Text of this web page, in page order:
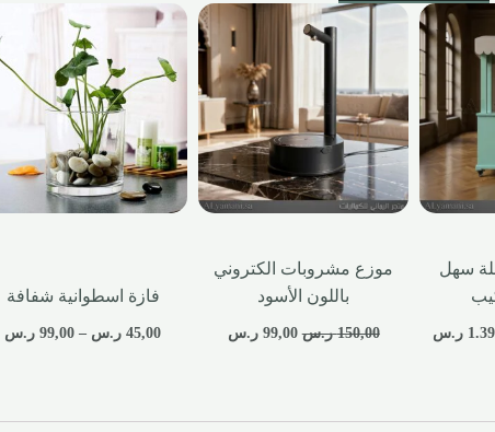
سهل
ر.س
موزع مشروبات الكتروني
باللون الأسود
150,00 ر.س 99,00 ر.س
فازة اسطوانية شفافة
45,00 ر.س –
99,00 ر.س